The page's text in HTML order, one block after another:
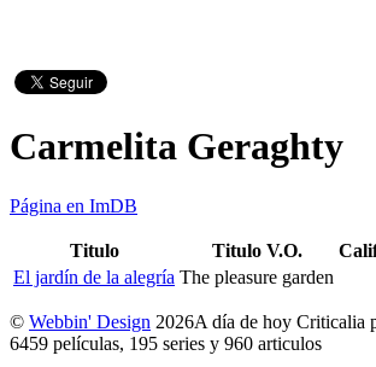
Carmelita Geraghty
Página en ImDB
Titulo Titulo V.O.
El jardín de la alegría The pleasure garden
© Webbin' Design 2026A día de hoy Criticalia
6459 películas, 195 series y 960 articulos